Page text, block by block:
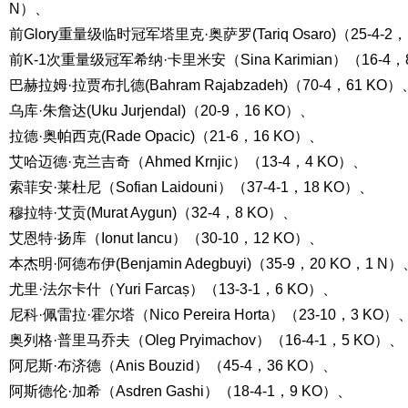
N）、
前Glory重量级临时冠军塔里克·奥萨罗(Tariq Osaro)（25-4-2
前K-1次重量级冠军希纳·卡里米安（Sina Karimian）（16-4
巴赫拉姆·拉贾布扎德(Bahram Rajabzadeh)（70-4，61 KO）
乌库·朱詹达(Uku Jurjendal)（20-9，16 KO）、
拉德·奥帕西克(Rade Opacic)（21-6，16 KO）、
艾哈迈德·克兰吉奇（Ahmed Krnjic）（13-4，4 KO）、
索菲安·莱杜尼（Sofian Laidouni）（37-4-1，18 KO）、
穆拉特·艾贡(Murat Aygun)（32-4，8 KO）、
艾恩特·扬库（Ionut Iancu）（30-10，12 KO）、
本杰明·阿德布伊(Benjamin Adegbuyi)（35-9，20 KO，1 N）
尤里·法尔卡什（Yuri Farcaș）（13-3-1，6 KO）、
尼科·佩雷拉·霍尔塔（Nico Pereira Horta）（23-10，3 KO）
奥列格·普里马乔夫（Oleg Pryimachov）（16-4-1，5 KO）、
阿尼斯·布济德（Anis Bouzid）（45-4，36 KO）、
阿斯德伦·加希（Asdren Gashi）（18-4-1，9 KO）、